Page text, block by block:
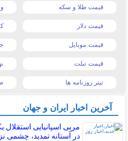
قیمت طلا و سکه
قیمت دلار
قیمت موبایل
قیمت تبلت
تیتر روزنامه ها
آخرین اخبار ایران و جهان
مربی اسپانیایی استقلال
در آستانه تمدید، چشمی